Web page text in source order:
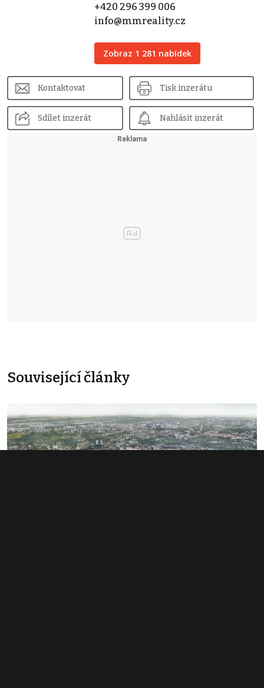
+420 296 399 006
info@mmreality.cz
Zobraz 1 281 nabídek
Kontaktovat Tisk inzerátu
Sdílet inzerát Nahlásit inzerát
Související články